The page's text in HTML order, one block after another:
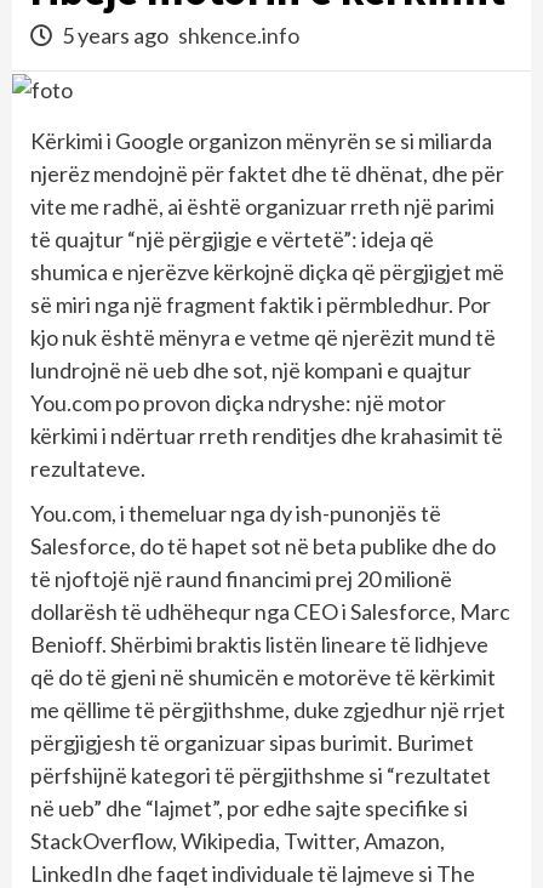
5 years ago shkence.info
Kërkimi i Google organizon mënyrën se si miliarda
njerëz mendojnë për faktet dhe të dhënat, dhe për
vite me radhë, ai është organizuar rreth një parimi
të quajtur “një përgjigje e vërtetë”: ideja që
shumica e njerëzve kërkojnë diçka që përgjigjet më
së miri nga një fragment faktik i përmbledhur. Por
kjo nuk është mënyra e vetme që njerëzit mund të
lundrojnë në ueb dhe sot, një kompani e quajtur
You.com po provon diçka ndryshe: një motor
kërkimi i ndërtuar rreth renditjes dhe krahasimit të
rezultateve.
You.com, i themeluar nga dy ish-punonjës të
Salesforce, do të hapet sot në beta publike dhe do
të njoftojë një raund financimi prej 20 milionë
dollarësh të udhëhequr nga CEO i Salesforce, Marc
Benioff. Shërbimi braktis listën lineare të lidhjeve
që do të gjeni në shumicën e motorëve të kërkimit
me qëllime të përgjithshme, duke zgjedhur një rrjet
përgjigjesh të organizuar sipas burimit. Burimet
përfshijnë kategori të përgjithshme si “rezultatet
në ueb” dhe “lajmet”, por edhe sajte specifike si
StackOverflow, Wikipedia, Twitter, Amazon,
LinkedIn dhe faqet individuale të lajmeve si The